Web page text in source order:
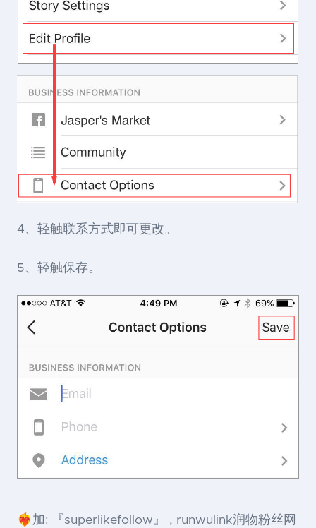
4、轻触联系方式即可更改。
5、轻触保存。
❤️‍🔥加: 『superlikefollow』 , runwulink润物粉丝网